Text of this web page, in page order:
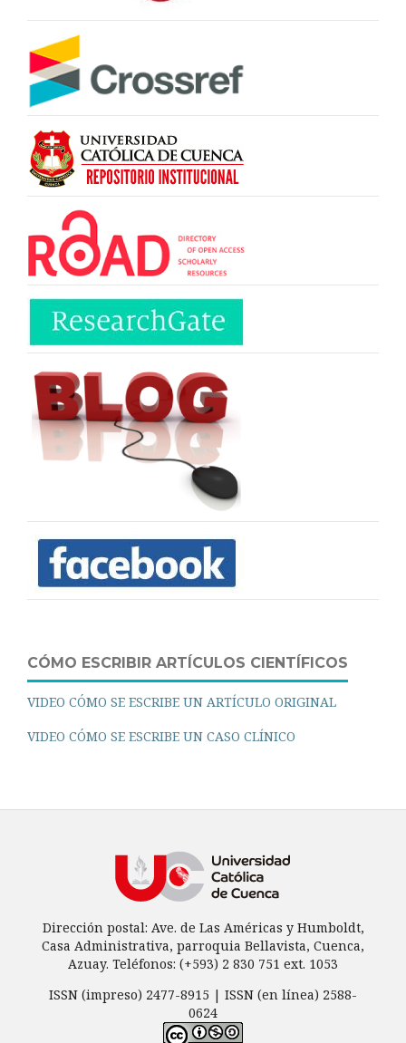
CÓMO ESCRIBIR ARTÍCULOS CIENTÍFICOS
VIDEO CÓMO SE ESCRIBE UN ARTÍCULO ORIGINAL
VIDEO CÓMO SE ESCRIBE UN CASO CLÍNICO
Dirección postal: Ave. de Las Américas y Humboldt,
Casa Administrativa, parroquia Bellavista, Cuenca,
Azuay. Teléfonos: (+593) 2 830 751 ext. 1053
ISSN (impreso) 2477-8915 | ISSN (en línea) 2588-
0624